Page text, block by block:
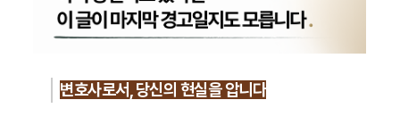
변호사로서, 당신의 현실을 압니다